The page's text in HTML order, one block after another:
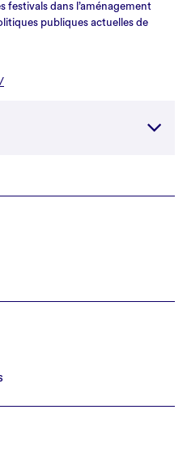
festivals dans l’aménagement
publiques actuelles de